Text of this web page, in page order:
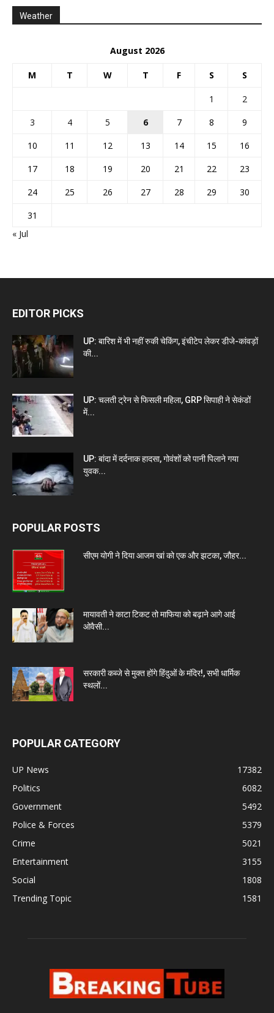
Weather
August 2026
M T W T F S S
1
2
3
4 5 6 7 8
9
10
11 12 13 14 15
16
17
18 19 20 21 22
23
24
25 26 27 28 29
30
31
« Jul
EDITOR PICKS
UP: बारिश में भी नहीं रुकी चेकिंग, इंचीटेप लेकर डीजे-कांवड़ों
की...
UP: चलती ट्रेन से फिसली महिला, GRP सिपाही ने सेकंडों
में...
UP: बांदा में दर्दनाक हादसा, गोवंशों को पानी पिलाने गया
युवक...
POPULAR POSTS
सीएम योगी ने दिया आजम खां को एक और झटका, जौहर...
मायावती ने काटा टिकट तो माफिया को बढ़ाने आगे आई
ओवैसी...
सरकारी कब्जे से मुक्त होंगे हिंदुओं के मंदिर!, सभी धार्मिक
स्थलों...
POPULAR CATEGORY
UP News
17382
Politics
6082
Government
5492
Police & Forces
5379
Crime
5021
Entertainment
3155
Social
1808
Trending Topic
1581